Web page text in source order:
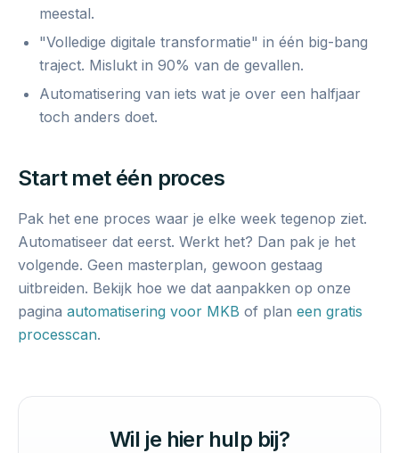
meestal.
"Volledige digitale transformatie" in één big-bang
traject. Mislukt in 90% van de gevallen.
Automatisering van iets wat je over een halfjaar
toch anders doet.
Start met één proces
Pak het ene proces waar je elke week tegenop ziet.
Automatiseer dat eerst. Werkt het? Dan pak je het
volgende. Geen masterplan, gewoon gestaag
uitbreiden. Bekijk hoe we dat aanpakken op onze
pagina automatisering voor MKB of plan een gratis
processcan.
Wil je hier hulp bij?